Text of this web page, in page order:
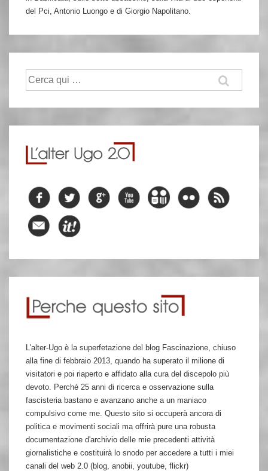
del Pci, Antonio Luongo e di Giorgio Napolitano.
Cerca:
L'alter-Ugo è la superfetazione del blog Fascinazione, chiuso
alla fine di febbraio 2013, quando ha superato il milione di
visitatori e poi riaperto e affidato alla cura del discepolo più
devoto. Perché 25 anni di ricerca e osservazione sulla
fascisteria bastano e avanzano anche a un maniaco
compulsivo come me. Questo sito si occuperà ancora di
politica e movimenti sociali ma offrirà pure una robusta
documentazione d'archivio delle mie precedenti attività
giornalistiche e costituirà lo snodo per accedere a tutti i miei
canali del web 2.0 (blog, anobii, youtube, flickr)